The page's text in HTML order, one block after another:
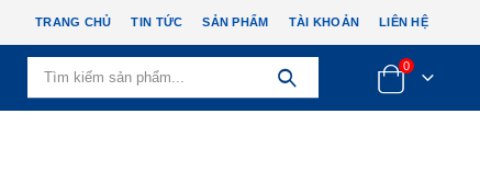
TRANG CHỦ TIN TỨC SẢN PHẨM TÀI KHOẢN LIÊN HỆ
0